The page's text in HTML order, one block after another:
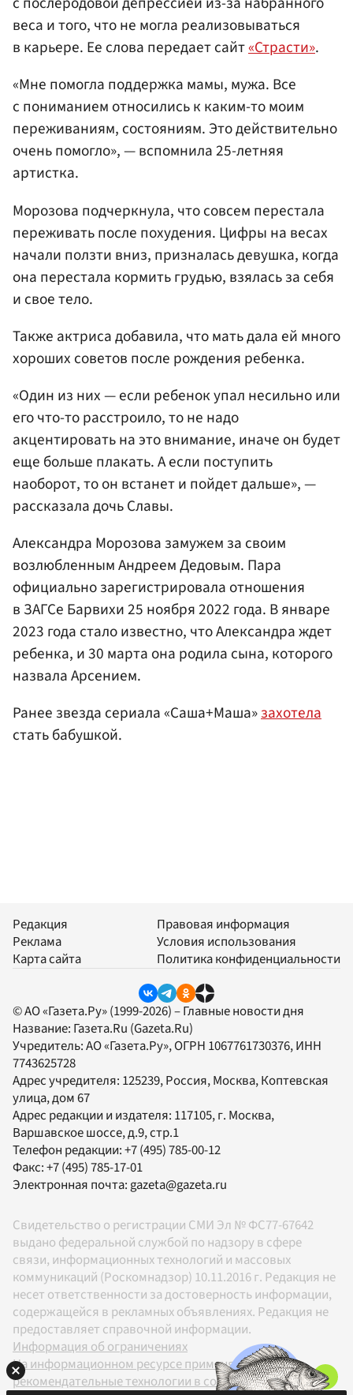
веса и того, что не могла реализовываться
в карьере. Ее слова передает сайт«Страсти».
«Мне помогла поддержка мамы, мужа. Все
с пониманием относились к каким-то моим
переживаниям, состояниям. Это действительно
очень помогло», — вспомнила 25-летняя
артистка.
Морозова подчеркнула, что совсем перестала
переживать после похудения. Цифры на весах
начали ползти вниз, призналась девушка, когда
она перестала кормить грудью, взялась за себя
и свое тело.
Также актриса добавила, что мать дала ей много
хороших советов после рождения ребенка.
«Один из них — если ребенок упал несильно или
его что-то расстроило, то не надо
акцентировать на это внимание, иначе он будет
еще больше плакать. А если поступить
наоборот, то он встанет и пойдет дальше», —
рассказала дочь Славы.
Александра Морозова замужем за своим
возлюбленным Андреем Дедовым. Пара
официально зарегистрировала отношения
в ЗАГСе Барвихи 25 ноября 2022 года. В январе
2023 года стало известно, что Александра ждет
ребенка, и 30 марта она родила сына, которого
назвала Арсением.
Ранее звезда сериала «Саша+Маша»захотела
стать бабушкой.
Редакция
Реклама
Карта сайта
Правовая информация
Условия использования
Политика конфиденциальности
© АО «Газета.Ру» (1999-2026) – Главные новости дня
Название: Газета.Ru (Gazeta.Ru)
Учредитель:АО «Газета.Ру», ОГРН 1067761730376, ИНН
7743625728
Адрес учредителя: 125239, Россия, Москва, Коптевская
улица, дом 67
Адрес редакции и издателя: 117105, г. Москва,
Варшавское шоссе, д.9, стр.1
Телефон редакции:+7 (495) 785-00-12
Факс:+7 (495) 785-17-01
Электронная почта: gazeta@gazeta.ru
Свидетельство о регистрации СМИ Эл № ФС77-67642
выдано федеральной службой по надзору в сфере
связи, информационных технологий и массовых
коммуникаций (Роскомнадзор) 10.11.2016 г. Редакция не
несет ответственности за достоверность информации,
содержащейся в рекламных объявлениях. Редакция не
предоставляет справочной информации.
Информация об ограничениях
На информационном ресурсе применяются
рекомендательные технологии в соответствии с